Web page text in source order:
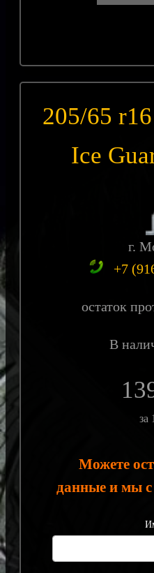
205/65
Ice
г.
+7
остаток
В
за
Можете
данные и мы